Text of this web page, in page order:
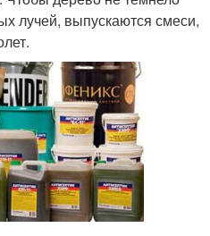
лучей, выпускаются смеси,